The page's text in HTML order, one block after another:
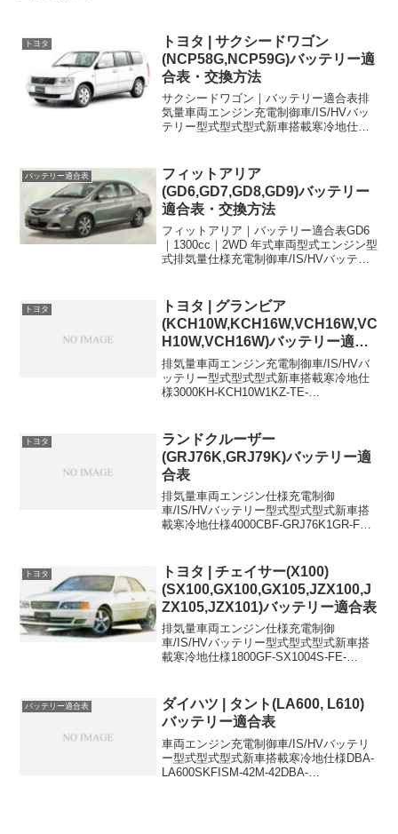
トヨタ
トヨタ | サクシードワゴン
(NCP58G,NCP59G)バッテリー適
合表・交換方法
サクシードワゴン｜バッテリー適合表排
気量車両エンジン充電制御車/IS/HVバッ
テリー型式型式型式新車搭載寒冷地仕様
FE充電制御車3...
バッテリー適合表
フィットアリア
(GD6,GD7,GD8,GD9)バッテリー
適合表・交換方法
フィットアリア｜バッテリー適合表GD6
｜1300cc｜2WD 年式車両型式エンジン型
式排気量仕様充電制御車/IS/HVバッテリ
GD6L13A1300ccFF38B19L-
2002~2004L...
トヨタ
トヨタ | グランビア
(KCH10W,KCH16W,VCH16W,VC
H10W,VCH16W)バッテリー適合
表
排気量車両エンジン充電制御車/IS/HVバ
ッテリー型式型式型式新車搭載寒冷地仕
様3000KH-KCH10W1KZ-TE-
トヨタ
ランドクルーザー
(GRJ76K,GRJ79K)バッテリー適
合表
排気量車両エンジン仕様充電制御
車/IS/HVバッテリー型式型式型式新車搭
載寒冷地仕様4000CBF-GRJ76K1GR-FE
GRJ79K1GR-FEダブルキャブピックア
ッ...
トヨタ
トヨタ | チェイサー(X100)
(SX100,GX100,GX105,JZX100,J
ZX105,JZX101)バッテリー適合表
排気量車両エンジン仕様充電制御
車/IS/HVバッテリー型式型式型式新車搭
載寒冷地仕様1800GF-SX1004S-FE-
バッテリー適合表
ダイハツ | タント(LA600, L610)
バッテリー適合表
車両エンジン充電制御車/IS/HVバッテリ
ー型式型式型式新車搭載寒冷地仕様DBA-
LA600SKFISM-42M-42DBA-